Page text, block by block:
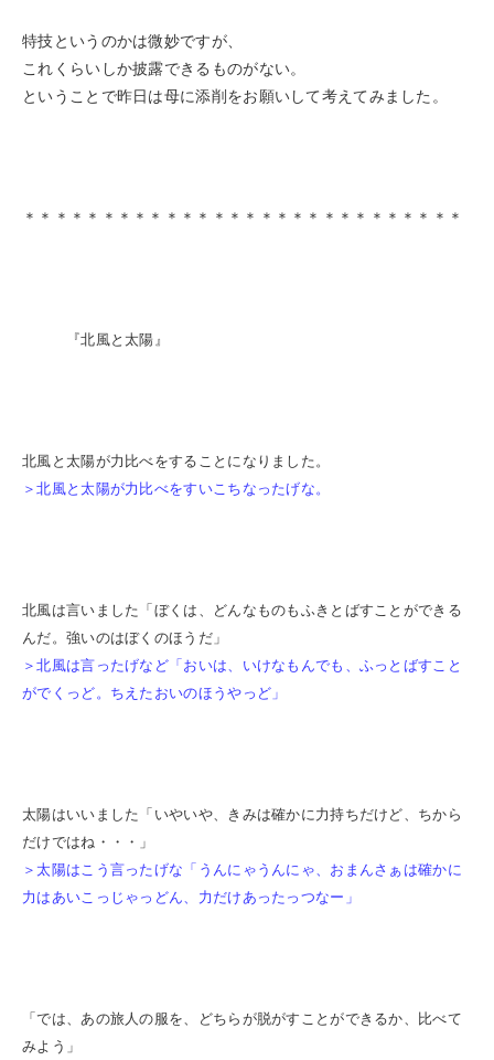
特技というのかは微妙ですが、
これくらいしか披露できるものがない。
ということで昨日は母に添削をお願いして考えてみました。
＊＊＊＊＊＊＊＊＊＊＊＊＊＊＊＊＊＊＊＊＊＊＊＊＊＊＊＊
『北風と太陽』
北風と太陽が力比べをすることになりました。
＞北風と太陽が力比べをすいこちなったげな。
北風は言いました「ぼくは、どんなものもふきとばすことができる
んだ。強いのはぼくのほうだ」
＞北風は言ったげなど「おいは、いけなもんでも、ふっとばすこと
がでくっど。ちえたおいのほうやっど」
太陽はいいました「いやいや、きみは確かに力持ちだけど、ちから
だけではね・・・」
＞太陽はこう言ったげな「うんにゃうんにゃ、おまんさぁは確かに
力はあいこっじゃっどん、力だけあったっつなー」
「では、あの旅人の服を、どちらが脱がすことができるか、比べて
みよう」